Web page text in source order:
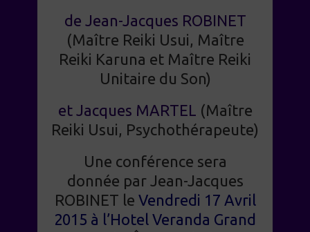
de Jean-Jacques ROBINET
(Maître Reiki Usui, Maître
Reiki Karuna et Maître Reiki
Unitaire du Son)
et Jacques MARTEL (Maître
Reiki Usui, Psychothérapeute)
Une conférence sera
donnée par Jean-Jacques
ROBINET le Vendredi 17 Avril
2015 à l’Hotel Veranda Grand